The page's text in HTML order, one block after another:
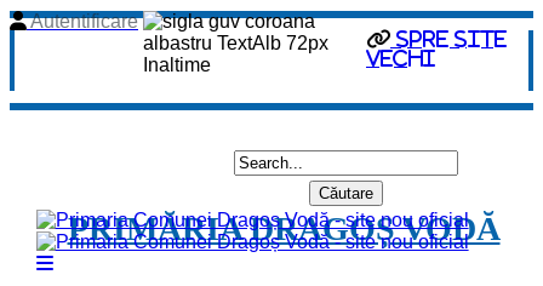
spre site
vechi
Autentificare
PRIMĂRIA DRAGOȘ VODĂ